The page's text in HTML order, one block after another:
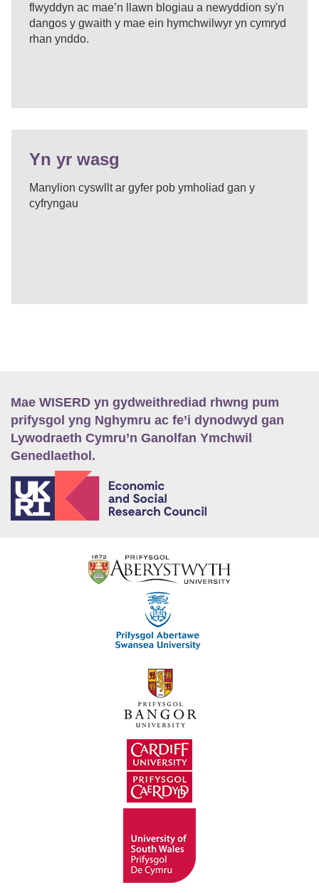
flwyddyn ac mae’n llawn blogiau a newyddion sy'n
dangos y gwaith y mae ein hymchwilwyr yn cymryd
rhan ynddo.
Yn yr wasg
Manylion cyswllt ar gyfer pob ymholiad gan y
cyfryngau
Mae WISERD yn gydweithrediad rhwng pum
prifysgol yng Nghymru ac fe’i dynodwyd gan
Lywodraeth Cymru’n Ganolfan Ymchwil
Genedlaethol.